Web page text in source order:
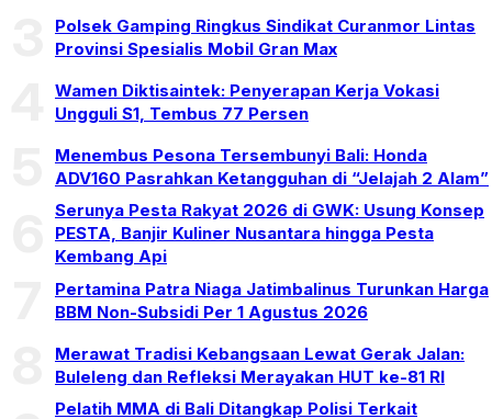
Polsek Gamping Ringkus Sindikat Curanmor Lintas
Provinsi Spesialis Mobil Gran Max
Wamen Diktisaintek: Penyerapan Kerja Vokasi
Ungguli S1, Tembus 77 Persen
Menembus Pesona Tersembunyi Bali: Honda
ADV160 Pasrahkan Ketangguhan di “Jelajah 2 Alam”
Serunya Pesta Rakyat 2026 di GWK: Usung Konsep
PESTA, Banjir Kuliner Nusantara hingga Pesta
Kembang Api
Pertamina Patra Niaga Jatimbalinus Turunkan Harga
BBM Non-Subsidi Per 1 Agustus 2026
Merawat Tradisi Kebangsaan Lewat Gerak Jalan:
Buleleng dan Refleksi Merayakan HUT ke-81 RI
Pelatih MMA di Bali Ditangkap Polisi Terkait